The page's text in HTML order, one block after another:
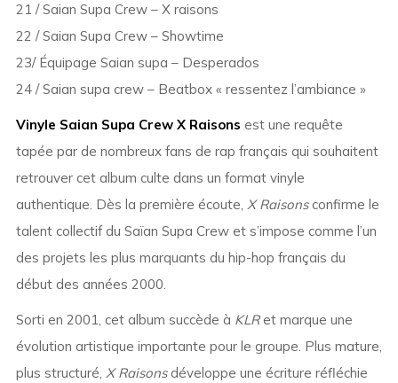
21 / Saian Supa Crew – X raisons
22 / Saian Supa Crew – Showtime
23/ Équipage Saian supa – Desperados
24 / Saian supa crew – Beatbox « ressentez l’ambiance »
Vinyle Saian Supa Crew X Raisons est une requête
tapée par de nombreux fans de rap français qui souhaitent
retrouver cet album culte dans un format vinyle
authentique. Dès la première écoute, X Raisonsconfirme le
talent collectif du Saïan Supa Crew et s’impose comme l’un
des projets les plus marquants du hip-hop français du
début des années 2000.
Sorti en 2001, cet album succède à KLRet marque une
évolution artistique importante pour le groupe. Plus mature,
plus structuré, X Raisonsdéveloppe une écriture réfléchie